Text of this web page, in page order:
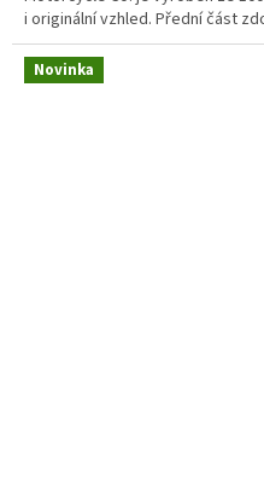
i originální vzhled. Přední část
Novinka